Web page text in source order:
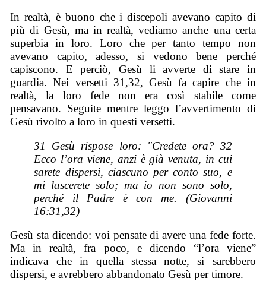
In realtà, è buono che i discepoli avevano capito di
più di Gesù, ma in realtà, vediamo anche una certa
superbia in loro. Loro che per tanto tempo non
avevano capito, adesso, si vedono bene perché
capiscono. E perciò, Gesù li avverte di stare in
guardia. Nei versetti 31,32, Gesù fa capire che in
realtà, la loro fede non era così stabile come
pensavano. Seguite mentre leggo l’avvertimento di
Gesù rivolto a loro in questi versetti.
31 Gesù rispose loro: "Credete ora? 32
Ecco l’ora viene, anzi è già venuta, in cui
sarete dispersi, ciascuno per conto suo, e
mi lascerete solo; ma io non sono solo,
perché il Padre è con me. (Giovanni
16:31,32)
Gesù sta dicendo: voi pensate di avere una fede forte.
Ma in realtà, fra poco, e dicendo “l’ora viene”
indicava che in quella stessa notte, si sarebbero
dispersi, e avrebbero abbandonato Gesù per timore.